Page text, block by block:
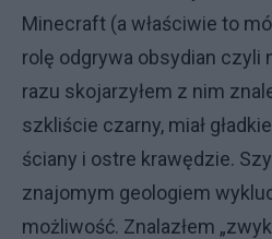
Minecraft (a właściwie to
rolę odgrywa obsydian czyli
razu skojarzyłem z nim
szkliście czarny, miał
ściany i ostre krawędzie.
znajomym geologiem
możliwość. Znalazłem